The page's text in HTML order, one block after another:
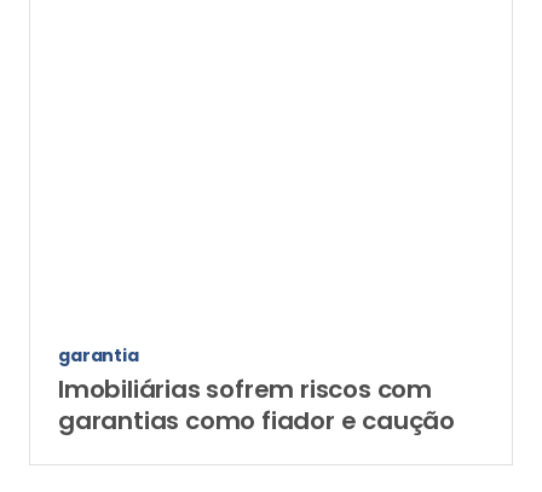
garantias como fiador e caução